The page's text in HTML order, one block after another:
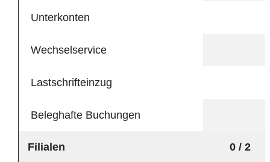
Unterkonten
Wechselservice
Lastschrifteinzug
Beleghafte Buchungen
Filialen 0 / 2